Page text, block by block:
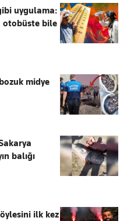
uygulama:
otobüste bile
midye
balığı
ilk kez